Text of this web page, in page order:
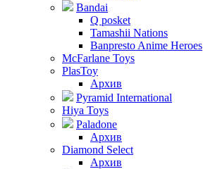
Bandai
Q posket
Tamashii Nations
Banpresto Anime Heroes
McFarlane Toys
PlasToy
Архив
Pyramid International
Hiya Toys
Paladone
Архив
Diamond Select
Архив